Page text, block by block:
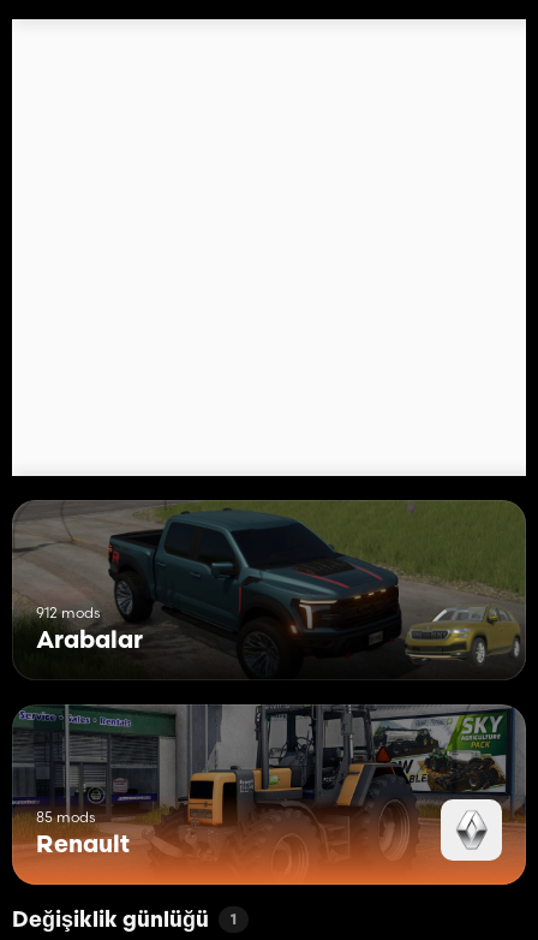
912 mods
Arabalar
85 mods
Renault
Değişiklik günlüğü 1